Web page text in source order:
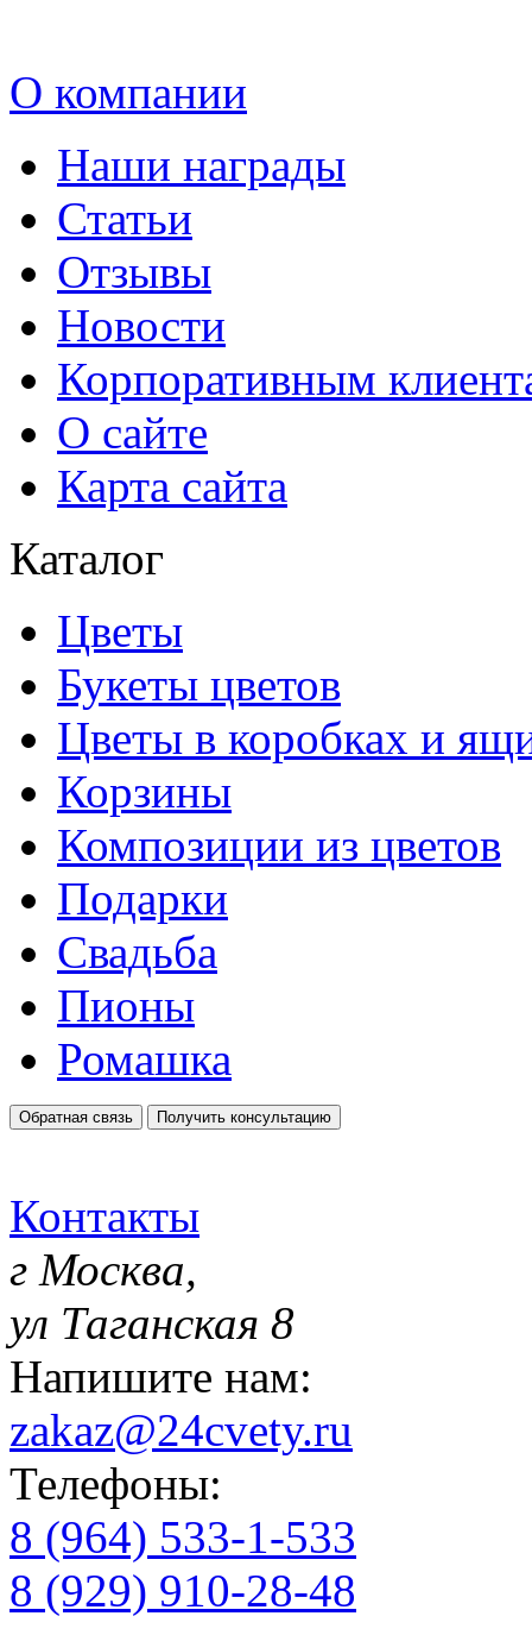
О компании
Наши награды
Статьи
Отзывы
Новости
Корпоративным
О сайте
Карта сайта
Каталог
Цветы
Букеты цветов
Цветы в коробках и
Корзины
Композиции из цветов
Подарки
Свадьба
Пионы
Ромашка
Обратная связь Получить консультацию
Контакты
г Москва,
ул Таганская 8
Напишите нам:
zakaz@24cvety.ru
Телефоны:
8 (964) 533-1-533
8 (929) 910-28-48